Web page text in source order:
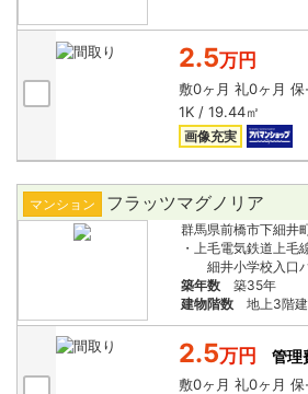
2.5万円
敷0ヶ月 礼0ヶ月 保
1K / 19.44㎡
画像充実
マンション フラッツマグノリア
群馬県前橋市下細井
・上毛電気鉄道上毛
細井小学校入口
築年数
築35年
建物階数
地上3階
2.5万円
管理
敷0ヶ月 礼0ヶ月 保